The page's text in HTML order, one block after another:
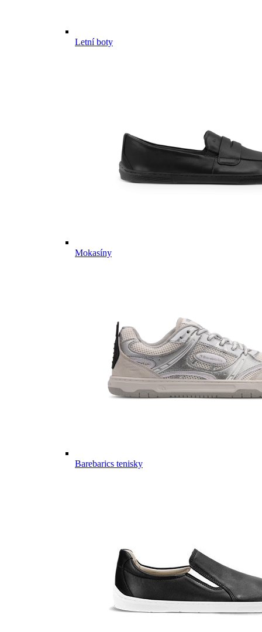
Letní boty
Mokasíny
Barebarics tenisky